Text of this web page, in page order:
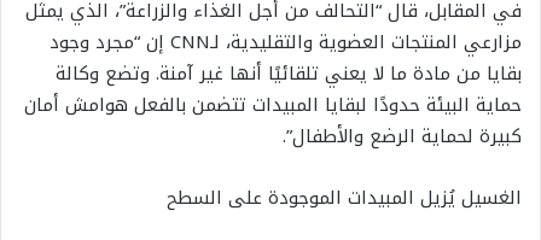
في المقابل، قال “التحالف من أجل الغذاء والزراعة”، الذي يمثل
مزارعي المنتجات العضوية والتقليدية، لـCNN إن “مجرد وجود
بقايا من مادة ما لا يعني تلقائيًا أنها غير آمنة. وتضع وكالة
حماية البيئة حدودًا لبقايا المبيدات تتضمن بالفعل هوامش أمان
كبيرة لحماية الرضع والأطفال”.
الغسيل يُزيل المبيدات الموجودة على السطح